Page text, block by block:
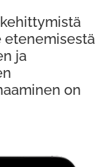
etenemisestä
ja
on